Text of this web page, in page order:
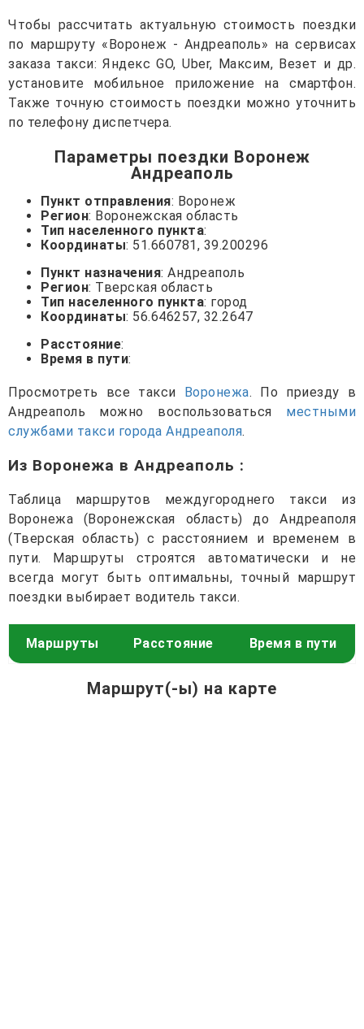
Чтобы рассчитать актуальную стоимость поездки
по маршруту «Воронеж - Андреаполь» на сервисах
заказа такси: Яндекс GO, Uber, Максим, Везет и др.
установите мобильное приложение на смартфон.
Также точную стоимость поездки можно уточнить
по телефону диспетчера.
Параметры поездки Воронеж
Андреаполь
Пункт отправления: Воронеж
Регион: Воронежская область
Тип населенного пункта:
Координаты: 51.660781, 39.200296
Пункт назначения: Андреаполь
Регион: Тверская область
Тип населенного пункта: город
Координаты: 56.646257, 32.2647
Расстояние:
Время в пути:
Просмотреть все такси Воронежа. По приезду в
Андреаполь можно воспользоваться местными
службами такси города Андреаполя.
Из Воронежа в Андреаполь :
Таблица маршрутов междугороднего такси из
Воронежа (Воронежская область) до Андреаполя
(Тверская область) с расстоянием и временем в
пути. Маршруты строятся автоматически и не
всегда могут быть оптимальны, точный маршрут
поездки выбирает водитель такси.
Маршруты Расстояние Время в пути
Маршрут(-ы) на карте